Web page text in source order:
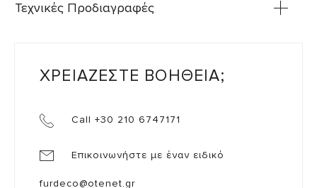
Τεχνικές Προδιαγραφές
ΧΡΕΙΑΖΕΣΤΕ ΒΟΗΘΕΙΑ;
Call +30 210 6747171
Επικοινωνήστε με έναν ειδικό
furdeco@otenet.gr